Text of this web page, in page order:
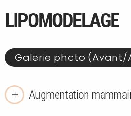
LIPOMODELAGE
Galerie photo (Avant/
Augmentation